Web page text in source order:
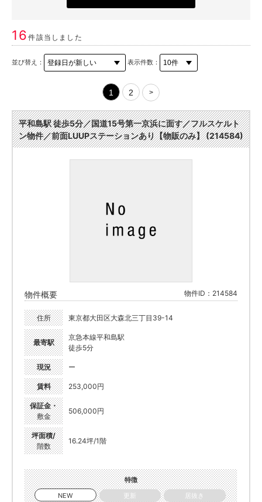
16件該当しました
並び替え： 表示件数：
1 2 >
平和島駅 徒歩5分／国道15号第一京浜に面す／フルスケルト
ン物件／前面LUUPステーションあり【物販のみ】 (214584)
物件概要 物件ID：214584
住所 東京都大田区大森北三丁目39-14
最寄駅
京急本線平和島駅
徒歩5分
現況 ー
賃料 253,000円
保証金・
敷金
506,000円
坪面積/
階数
16.24坪/1階
特徴
NEW
更新
居抜き